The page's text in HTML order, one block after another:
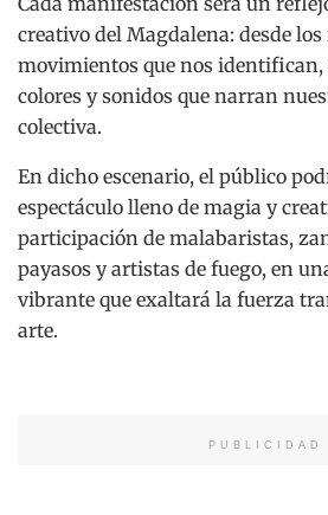
creativo del Magdalena: desde
movimientos que nos identifican,
colores y sonidos que narran
colectiva.
En dicho escenario, el público
espectáculo lleno de magia y
participación de malabaristas,
payasos y artistas de fuego, en
vibrante que exaltará la fuerza
arte.
PUBLICIDAD